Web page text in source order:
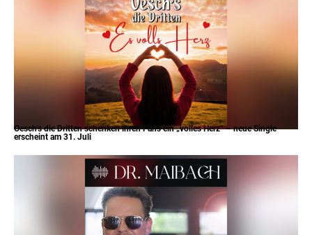
Oesch’s die Dritten schenken ihren Fans ein „volles Herz“ – neue Single
erscheint am 31. Juli